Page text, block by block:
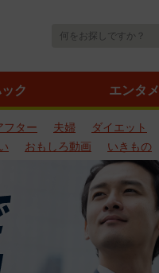
ク エンタメ
フター 夫婦 ダイエット
おもしろ動画 いきもの